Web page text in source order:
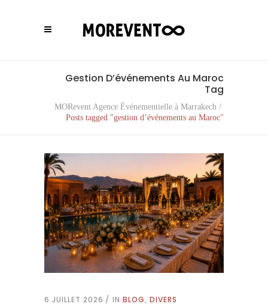
Gestion D’événements Au Maroc
Tag
MORevent Agence Événementielle à Marrakech /
Posts tagged "gestion d’événements au Maroc"
6 JUILLET 2026 IN BLOG, DIVERS